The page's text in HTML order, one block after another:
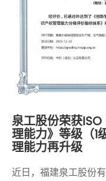
泉工股份荣获
理能力》等级（1
理能力再升级
近日，福建泉工股份